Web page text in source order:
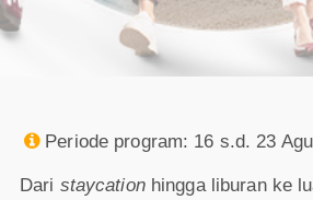
 Periode program: 16 s.d. 23
Dari staycationhingga liburan ke